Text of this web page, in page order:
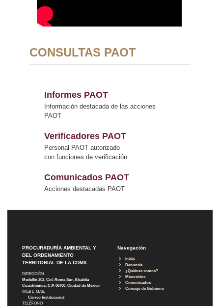
CONSULTAS PAOT
Informes PAOT
Información destacada de las acciones
PAOT
Verificadores PAOT
Personal PAOT autorizado
con funciones de verificación
Comunicados PAOT
Acciones destacadas PAOT
PROCURADURÍA AMBIENTAL Y
DEL ORDENAMIENTO
TERRITORIAL DE LA CDMX
DIRECCIÓN
Medellín 202, Col. Roma Sur, Alcaldía
Cuauhtémoc, C.P. 06700, Ciudad de México
WEB E-MAIL
Correo Institucional
TELÉFONO
Navegación
Inicio
Denuncia
¿Quiénes somos?
Micrositios
Comunicados
Consejo de Gobierno